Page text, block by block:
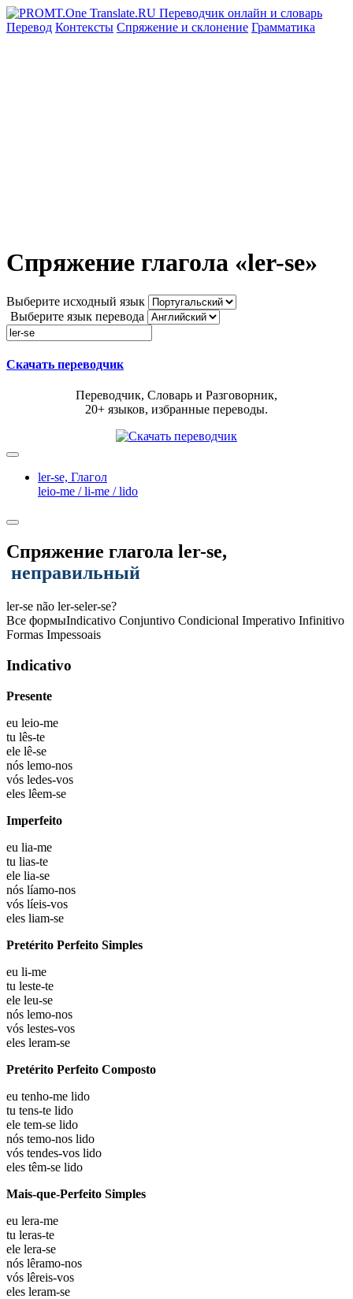
Перевод Контексты Спряжение и склонение Грамматика
Спряжение глагола «ler-se»
Выберите исходный язык
Выберите язык перевода
Скачать переводчик
Переводчик, Словарь и Разговорник,
20+ языков, избранные переводы.
ler-se, Глагол
leio-me / li-me / lido
Спряжение глагола ler-se,
неправильный
ler-se não ler-seler-se?
Все формыIndicativo Conjuntivo Condicional Imperativo Infinitivo
Formas Impessoais
Indicativo
Presente
eu leio-me
tu lês-te
ele lê-se
nós lemo-nos
vós ledes-vos
eles lêem-se
Imperfeito
eu lia-me
tu lias-te
ele lia-se
nós líamo-nos
vós líeis-vos
eles liam-se
Pretérito Perfeito Simples
eu li-me
tu leste-te
ele leu-se
nós lemo-nos
vós lestes-vos
eles leram-se
Pretérito Perfeito Composto
eu tenho-me lido
tu tens-te lido
ele tem-se lido
nós temo-nos lido
vós tendes-vos lido
eles têm-se lido
Mais-que-Perfeito Simples
eu lera-me
tu leras-te
ele lera-se
nós lêramo-nos
vós lêreis-vos
eles leram-se